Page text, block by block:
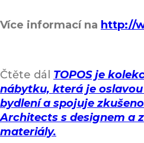
Více informací na http://
Čtěte dál TOPOS je
nábytku, která je
bydlení a spojuje
Architects s designem a
materiály.